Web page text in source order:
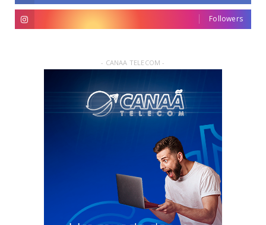
Followers
- CANAA TELECOM -